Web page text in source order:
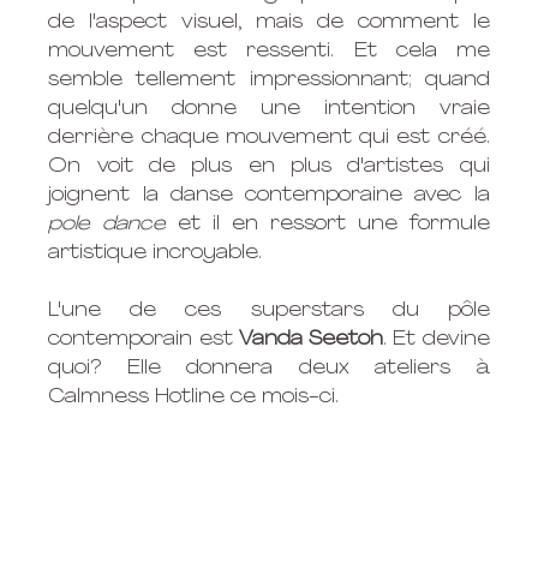
de l'aspect visuel, mais de comment le
mouvement est ressenti. Et cela me
semble tellement impressionnant; quand
quelqu'un donne une intention vraie
derrière chaque mouvement qui est créé.
On voit de plus en plus d'artistes qui
pole dance et il en ressort une formule
artistique incroyable.
L'une de ces superstars du pôle
contemporain est Vanda Seetoh. Et devine
quoi? Elle donnera deux ateliers à
Calmness Hotline ce mois-ci.